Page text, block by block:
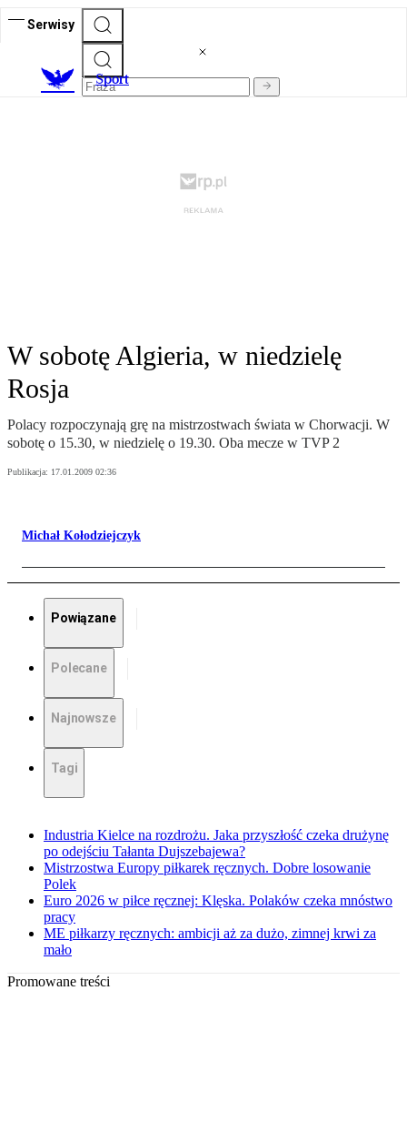
Serwisy
Sport
W sobotę Algieria, w niedzielę
Rosja
Polacy rozpoczynają grę na mistrzostwach świata w Chorwacji. W
sobotę o 15.30, w niedzielę o 19.30. Oba mecze w TVP 2
Publikacja: 17.01.2009 02:36
Michał Kołodziejczyk
Powiązane
Polecane
Najnowsze
Tagi
Industria Kielce na rozdrożu. Jaka przyszłość czeka drużynę
po odejściu Tałanta Dujszebajewa?
Mistrzostwa Europy piłkarek ręcznych. Dobre losowanie
Polek
Euro 2026 w piłce ręcznej: Klęska. Polaków czeka mnóstwo
pracy
ME piłkarzy ręcznych: ambicji aż za dużo, zimnej krwi za
mało
Promowane treści